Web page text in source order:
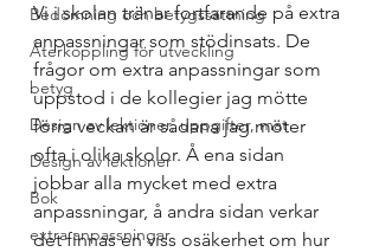
Bedömning och betygssättning
Återkoppling för utveckling
betyg
Design av lektioner, uppgifter, mat
Design av lektioner
Bok
extra anpassningar
Vi i skolan tränar fortfarande på extra
anpassningar som stödinsats. De
frågor om extra anpassningar som
uppstod i de kollegier jag mötte
förra veckan är sådana jag möter
ofta i olika skolor. Å ena sidan
jobbar alla mycket med extra
anpassningar, å andra sidan verkar
det finnas en viss osäkerhet om hur